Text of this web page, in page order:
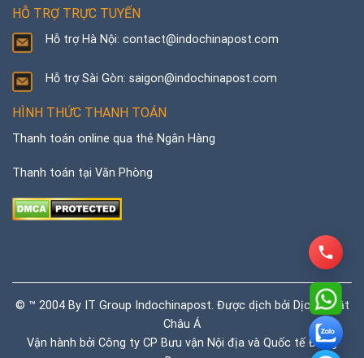
HỖ TRỢ TRỰC TUYẾN
Hỗ trợ Hà Nội: contact@indochinapost.com
Hỗ trợ Sài Gòn: saigon@indochinapost.com
HÌNH THỨC THANH TOÁN
Thanh toán online qua thẻ Ngân Hàng
Thanh toán tại Văn Phòng
© ™ 2004 By IT Group Indochinapost. Được dịch bởi Dịch thuật
Châu Á
Vận hành bởi Công ty CP Bưu vận Nội địa và Quốc tế Đông